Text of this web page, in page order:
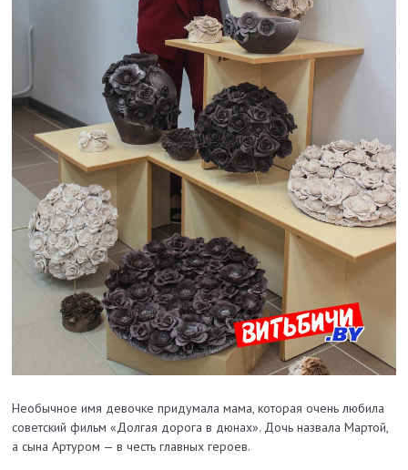
Необычное имя девочке придумала мама, которая очень любила
советский фильм «Долгая дорога в дюнах». Дочь назвала Мартой,
а сына Артуром — в честь главных героев.